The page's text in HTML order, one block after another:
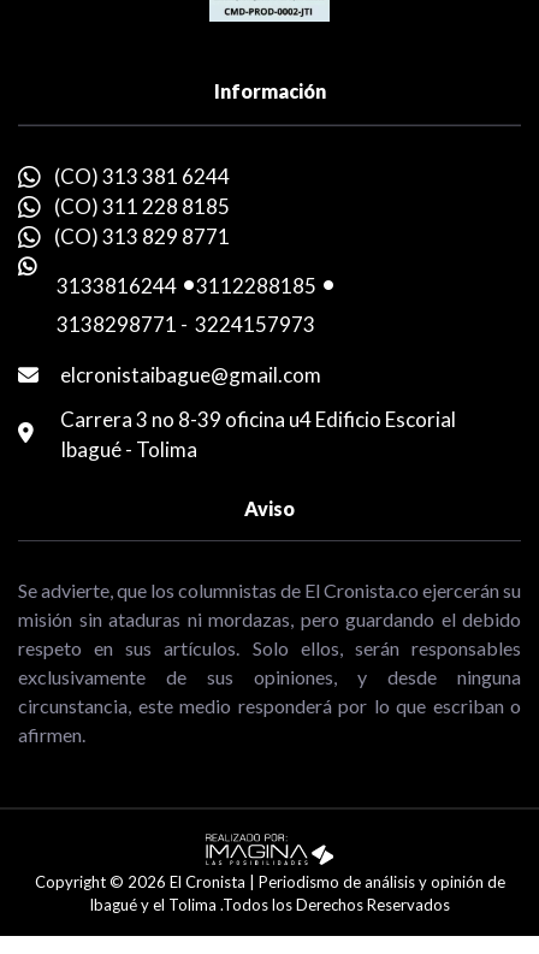
Información
(CO) 313 381 6244
(CO) 311 228 8185
(CO) 313 829 8771
3133816244 -3112288185 -
3138298771 - 3224157973
elcronistaibague@gmail.com
Carrera 3 no 8-39 oficina u4 Edificio Escorial
Ibagué - Tolima
Aviso
Se advierte, que los columnistas de El Cronista.co ejercerán su
misión sin ataduras ni mordazas, pero guardando el debido
respeto en sus artículos. Solo ellos, serán responsables
exclusivamente de sus opiniones, y desde ninguna
circunstancia, este medio responderá por lo que escriban o
afirmen.
Copyright © 2026 El Cronista | Periodismo de análisis y opinión de
Ibagué y el Tolima .Todos los Derechos Reservados